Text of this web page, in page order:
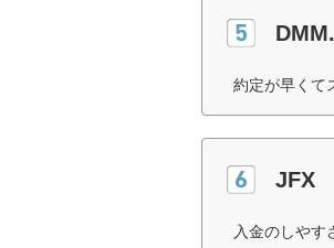
約定が早くて
JFX
入金のしやす